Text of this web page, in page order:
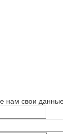
нам свои